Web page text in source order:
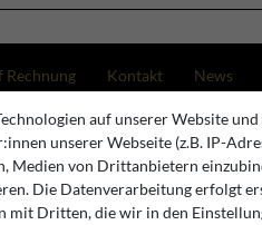
Rechnung Kontakt News
Casa Padrino
auf unserer Website
unserer Webseite (z.B. IP-
Medien von Drittanbietern
Die Datenverarbeitung erfolgt
mit Dritten, die wir in den